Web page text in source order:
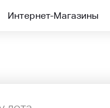
Интернет-Магазины